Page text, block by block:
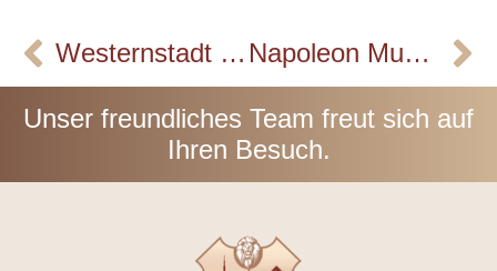
Westernstadt Pullman City Harz Napoleon Museum
Unser freundliches Team freut sich auf
Ihren Besuch.